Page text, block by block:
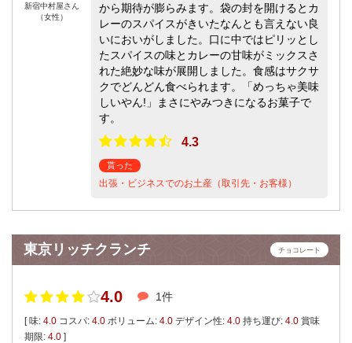
新宿中村屋さん
（女性）
から期待が膨らみます。袋の封を開けるとカ
レーのスパイスがきいたなんとも言えない良
いにおいがしました。口に中ではピリッとし
たスパイスの味とカレーの甘味がミックスさ
れた絶妙な味が展開しました。食感はサクサ
クでどんどん食べられます。「めっちゃ美味
しいやん!」まさにやみつきになるお菓子で
す。
4.3
貰った
出張・ビジネスでのお土産（取引先・お客様）
東京リッチクランチ チョコレート
4.0 1件
[ 味: 4.0 コスパ: 4.0 ボリューム: 4.0 デザイン性: 4.0 持ち運び: 4.0 賞味
期限: 4.0 ]